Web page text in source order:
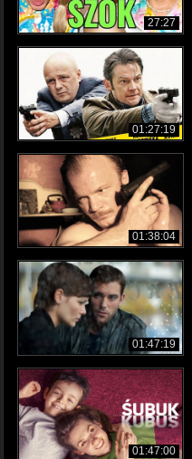
27:27
01:27:19
01:38:04
01:47:19
01:47:00